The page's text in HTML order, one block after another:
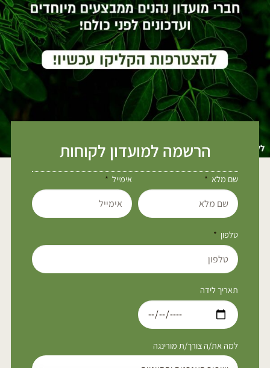
הרשמה למועדון לקוחות
שם מלא אימייל
טלפון
תאריך לידה
למה את/ה צורך/ת מורינגה